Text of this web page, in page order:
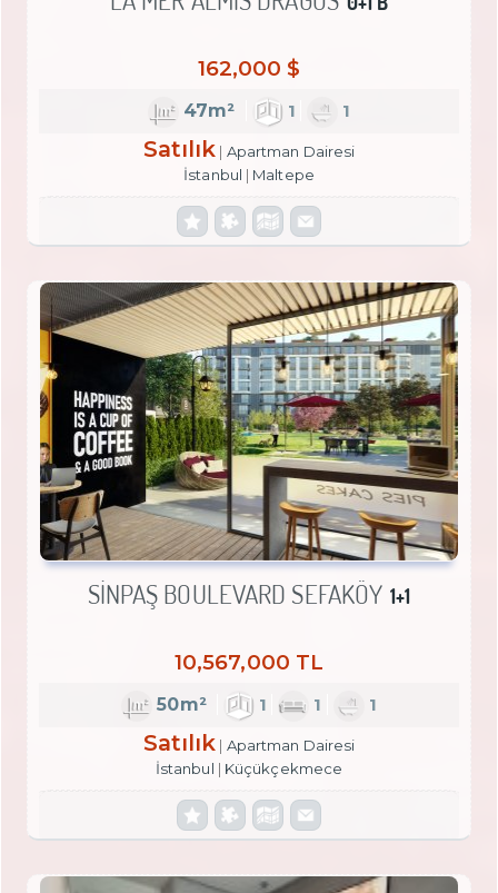
162,000 $
47m² 1 1
Satılık
Apartman Dairesi
İstanbul
Maltepe
SİNPAŞ BOULEVARD SEFAKÖY 1+1
10,567,000 TL
50m² 1 1 1
Satılık
Apartman Dairesi
İstanbul
Küçükçekmece